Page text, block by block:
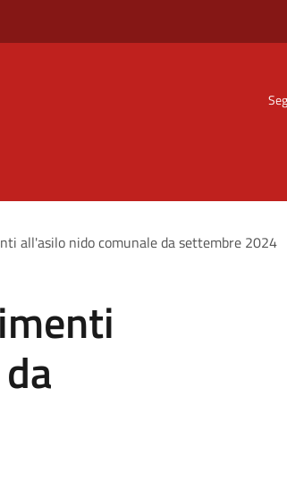
all'asilo nido comunale da settembre 2024